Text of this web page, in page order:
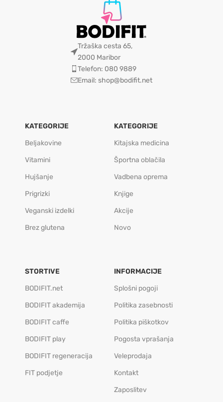
Tržaška cesta 65,
2000 Maribor
Telefon: 080 9889
Email: shop@bodifit.net
KATEGORIJE
Beljakovine
Vitamini
Hujšanje
Prigrizki
Veganski izdelki
Brez glutena
KATEGORIJE
Kitajska medicina
Športna oblačila
Vadbena oprema
Knjige
Akcije
Novo
STORTIVE
BODIFIT.net
BODIFIT akademija
BODIFIT caffe
BODIFIT play
BODIFIT regeneracija
FIT podjetje
INFORMACIJE
Splošni pogoji
Politika zasebnosti
Politika piškotkov
Pogosta vprašanja
Veleprodaja
Kontakt
Zaposlitev